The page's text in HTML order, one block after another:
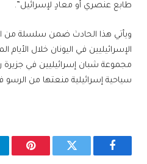
طابع عنصري أو معادٍ لإسرائيل”.
ويأتي هذا الحادث ضمن سلسلة من
الإسرائيليين في اليونان خلال الأيام
مجموعة شبان إسرائيليين في
سياحية إسرائيلية منعتها من
فيسبوك تويتر